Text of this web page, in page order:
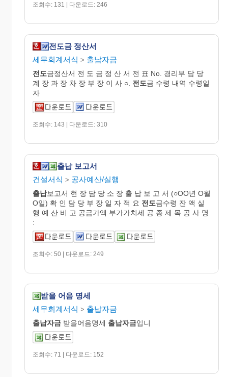
조회수: 131 | 다운로드: 246
전도금 정산서
세무회계서식 > 출납자금
전도금정산서 전 도 금 정 산 서 전 표 No. 경리부 담 당
계 장 과 장 차 장 부 장 이 사 ○. 전도금 수령 내역 수령일
자
조회수: 143 | 다운로드: 310
출납 보고서
건설서식 > 공사예산/실행
출납보고서 현 장 담 당 소 장 출 납 보 고 서 (○OO년 O월
O일) 확 인 담 당 부 장 일 자 적 요 전도금수령 잔 액 실
행 예 산 비 고 공급가액 부가가치세 공 종 제 목 공 사 명
:
조회수: 50 | 다운로드: 249
받을 어음 명세
세무회계서식 > 출납자금
출납자금 받을어음명세 출납자금입니
조회수: 71 | 다운로드: 152